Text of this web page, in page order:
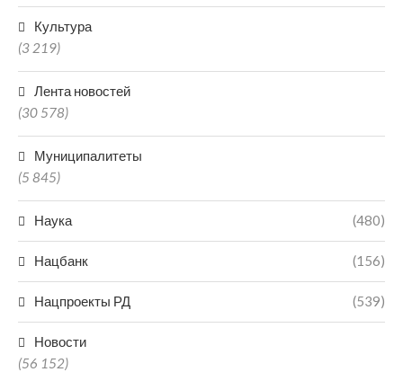
Культура
(3 219)
Лента новостей
(30 578)
Муниципалитеты
(5 845)
Наука (480)
Нацбанк (156)
Нацпроекты РД (539)
Новости
(56 152)